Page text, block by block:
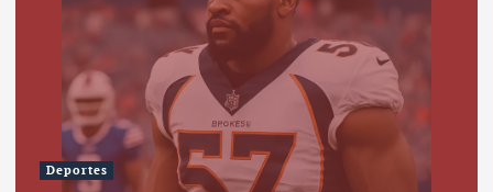
Deportes